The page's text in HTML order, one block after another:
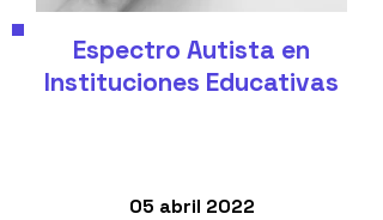
Espectro Autista en
Instituciones Educativas
05 abril 2022